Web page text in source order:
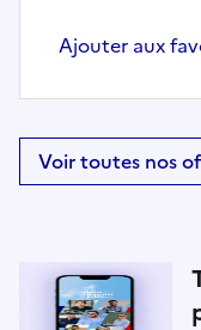
Ajouter aux
Voir toutes nos